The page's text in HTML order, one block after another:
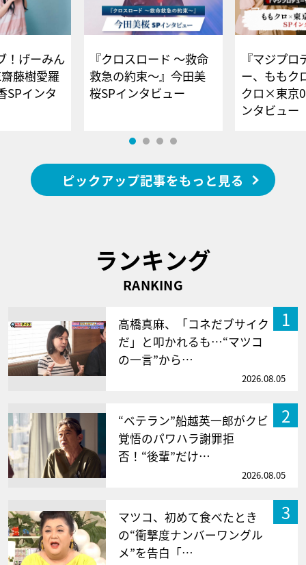
！げーみん
藤樹愛羅
SPインタ
『クロスロード ～救命
救急の約束～』今田美
桜SPインタビュー
『マジプロ
ー、ももク
クロ×東京
ンタビュー
ピックアップ記事をもっと見る
ランキング
RANKING
1
高橋真麻、「コネだブサイク
だ」と叩かれるも…“マツコ
の一言”から…
2026.08.05
2
“ベテラン”船越英一郎がクビ
覚悟のパワハラ謝罪拒
否！“後輩”だけ…
2026.08.05
3
マツコ、初めて食べたとき
の“衝撃度ナンバーワングル
メ”を告白「…